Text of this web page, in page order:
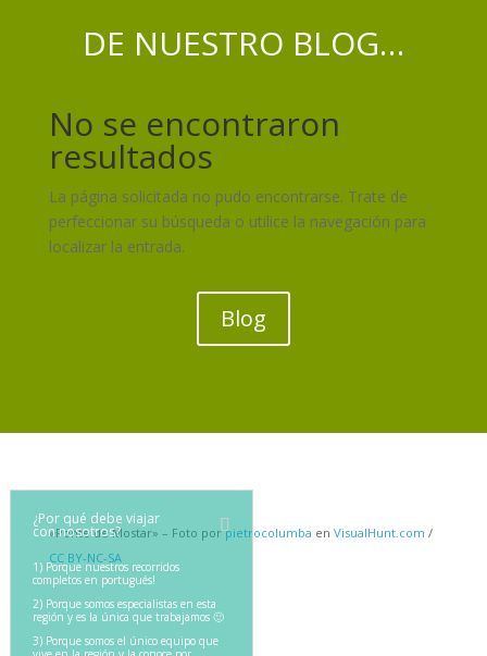
¿Por qué debe viajar
con nosotros?
1) Porque nuestros recorridos
completos en portugués!
2) Porque somos especialistas en esta
región y es la única que trabajamos 🙂
3) Porque somos el único equipo que
DE NUESTRO BLOG…
No se encontraron
resultados
La página solicitada no pudo encontrarse. Trate de
perfeccionar su búsqueda o utilice la navegación para
localizar la entrada.
Blog
«Ponte de Mostar» – Foto porpietrocolumba en VisualHunt.com /
CC BY-NC-SA